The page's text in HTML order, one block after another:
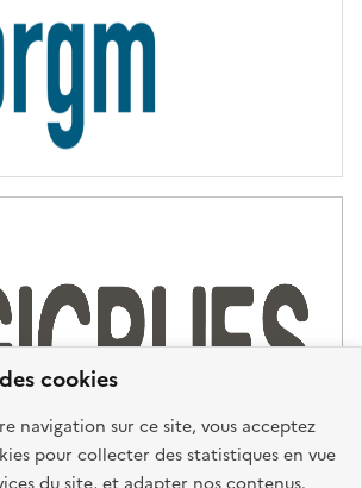
cookies
navigation sur ce site, vous acceptez
pour collecter des statistiques en vue